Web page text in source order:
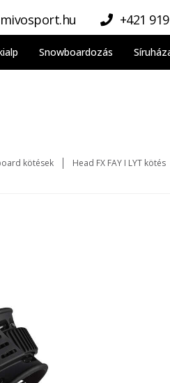
+421
Snowboardozás
kötések Head FX FAY I LYT kötés